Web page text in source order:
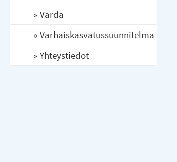
Varda
Varhaiskasvatussuunnitelma
Yhteystiedot